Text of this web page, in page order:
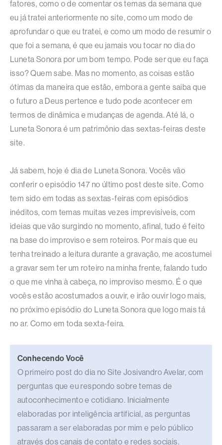
fatores, como o de comentar os temas da semana que
eu já tratei anteriormente no site, como um modo de
aprofundar o que eu tratei, e como um modo de resumir o
que foi a semana, é que eu jamais vou tocar no dia do
Luneta Sonora por um bom tempo. Pode ser que eu faça
isso? Quem sabe. Mas no momento, as coisas estão
ótimas da maneira que estão, embora a gente saiba que
o futuro a Deus pertence e tudo pode acontecer em
termos de dinâmica e mudanças de agenda. Até lá, o
Luneta Sonora é um patrimônio das sextas-feiras deste
site.
Já sabem, hoje é dia de Luneta Sonora. Vocês vão
conferir o episódio 147 no último post deste site. Como
tem sido em todas as sextas-feiras com episódios
inéditos, com temas muitas vezes imprevisíveis, com
ideias que vão surgindo no momento, afinal, tudo é feito
na base do improviso e sem roteiros. Por mais que eu
tenha treinado a leitura durante a gravação, me acostumei
a gravar sem ter um roteiro na minha frente, falando tudo
o que me vinha à cabeça, no improviso mesmo. É o que
vocês estão acostumados a ouvir, e irão ouvir logo mais,
no próximo episódio do Luneta Sonora que logo mais tá
no ar. Como em toda sexta-feira.
Conhecendo Você
O primeiro post do dia no Site Josivandro Avelar, com
perguntas que eu respondo sobre temas de
autoconhecimento e cotidiano. Inicialmente
elaboradas por inteligência artificial, as perguntas
passaram a ser elaboradas por mim e pelo público
através dos canais de contato e redes sociais.